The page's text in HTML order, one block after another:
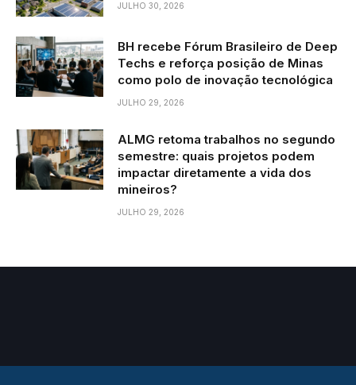
JULHO 30, 2026
BH recebe Fórum Brasileiro de Deep
Techs e reforça posição de Minas
como polo de inovação tecnológica
JULHO 29, 2026
ALMG retoma trabalhos no segundo
semestre: quais projetos podem
impactar diretamente a vida dos
mineiros?
JULHO 29, 2026